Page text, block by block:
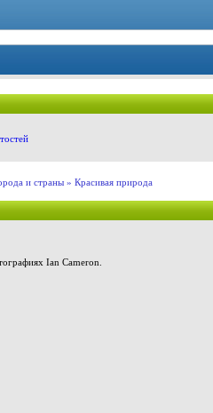
и страны » Красивая природа
Ian Cameron.